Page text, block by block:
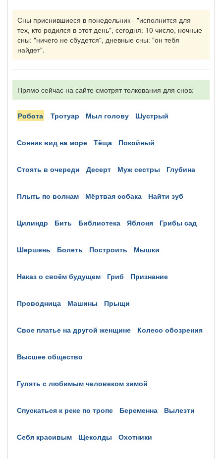
Сны приснившиеся в понедельник - "исполнится для
тех, кто родился в этот день", сегодня: 10 число, ночные
сны: "ничего не сбудется", дневные сны: "он тебя
найдет".
Прямо сейчас на сайте смотрят толкования для снов:
робота тротуар мыл голову шустрый
сонник вид на море тёща покойный
стоять в очереди десерт муж сестры глубина
плыть по волнам мёртвая собака найти зуб
цилиндр бить библиотека яблоня грибы сад
шершень болеть построить мышки
наказ о своём будущем гриб признание
проводница машины прыщи
свое платье на другой женщине колесо обозрения
высшее общество
гулять с любимым человеком зимой
спускаться к реке по тропе беременна вылезти
себя красивым щеколды охотники